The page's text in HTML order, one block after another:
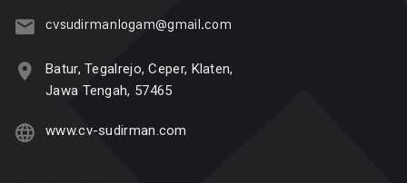
cvsudirmanlogam@gmail.com
Batur, Tegalrejo, Ceper, Klaten,
Jawa Tengah, 57465
www.cv-sudirman.com